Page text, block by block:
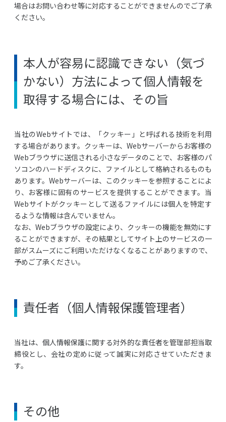
場合はお問い合わせ等に対応することができませんのでご了承
ください。
本人が容易に認識できない（気づ
かない）方法によって個人情報を
取得する場合には、その旨
当社のWebサイトでは、「クッキー」と呼ばれる技術を利用
する場合があります。クッキーは、Webサーバーからお客様の
Webブラウザに送信される小さなデータのことで、お客様のパ
ソコンのハードディスクに、ファイルとして格納されるものも
あります。Webサーバーは、このクッキーを参照することによ
り、お客様に固有のサービスを提供することができます。当
Webサイトがクッキーとして送るファイルには個人を特定す
るような情報は含んでいません。
なお、Webブラウザの設定により、クッキーの機能を無効にす
ることができますが、その結果としてサイト上のサービスの一
部がスムーズにご利用いただけなくなることがありますので、
予めご了承ください。
責任者（個人情報保護管理者）
当社は、個人情報保護に関する対外的な責任者を管理部担当取
締役とし、会社の定めに従って誠実に対応させていただきま
す。
その他